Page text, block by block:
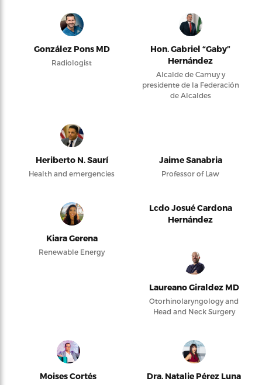
González Pons MD
Radiologist
Hon. Gabriel “Gaby”
Hernández
Alcalde de Camuy y
presidente de la Federación
de Alcaldes
Heriberto N. Saurí
Health and emergencies
Jaime Sanabria
Professor of Law
Kiara Gerena
Renewable Energy
Lcdo Josué Cardona
Hernández
Laureano Giraldez MD
Otorhinolaryngology and
Head and Neck Surgery
Moises Cortés Dra. Natalie Pérez Luna